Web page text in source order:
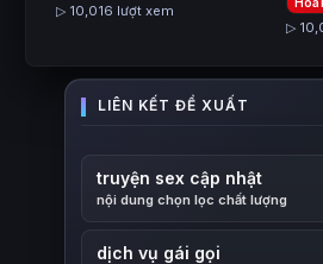
▷ 10,016 lượt xem
▷
truyện sex cập nhật
nội dung chọn lọc chất lượng
dịch vụ gái gọi